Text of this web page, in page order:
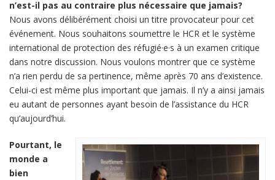
n’est-il pas au contraire plus nécessaire que jamais?
Nous avons délibérément choisi un titre provocateur pour cet
événement. Nous souhaitons soumettre le HCR et le système
international de protection des réfugié·e·s à un examen critique
dans notre discussion. Nous voulons montrer que ce système
n’a rien perdu de sa pertinence, même après 70 ans d’existence.
Celui-ci est même plus important que jamais. Il n’y a ainsi jamais
eu autant de personnes ayant besoin de l’assistance du HCR
qu’aujourd’hui.
Pourtant, le
monde a
bien